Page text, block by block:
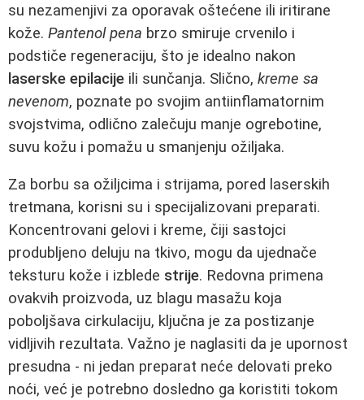
su nezamenjivi za oporavak oštećene ili iritirane
kože. Pantenol pena brzo smiruje crvenilo i
podstiče regeneraciju, što je idealno nakon
laserske epilacije ili sunčanja. Slično, kreme sa
nevenom, poznate po svojim antiinflamatornim
svojstvima, odlično zalečuju manje ogrebotine,
suvu kožu i pomažu u smanjenju ožiljaka.
Za borbu sa ožiljcima i strijama, pored laserskih
tretmana, korisni su i specijalizovani preparati.
Koncentrovani gelovi i kreme, čiji sastojci
produbljeno deluju na tkivo, mogu da ujednače
teksturu kože i izblede strije. Redovna primena
ovakvih proizvoda, uz blagu masažu koja
poboljšava cirkulaciju, ključna je za postizanje
vidljivih rezultata. Važno je naglasiti da je upornost
presudna - ni jedan preparat neće delovati preko
noći, već je potrebno dosledno ga koristiti tokom